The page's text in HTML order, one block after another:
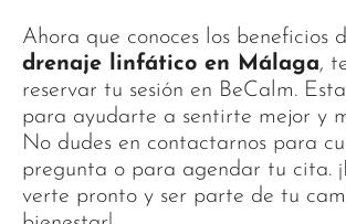
Ahora que conoces los beneficios
drenaje linfático en Málaga,
reservar tu sesión en BeCalm.
para ayudarte a sentirte mejor y
No dudes en contactarnos para
pregunta o para agendar tu cita.
verte pronto y ser parte de tu